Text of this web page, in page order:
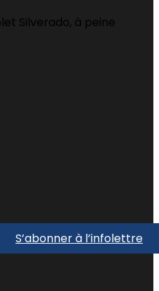
Silverado, à peine
S’abonner à l’infolettre